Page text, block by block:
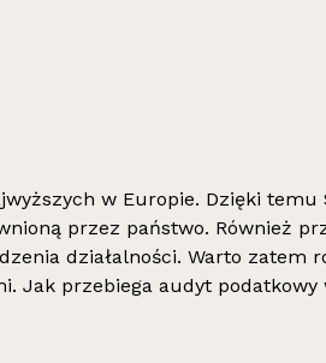
w Europie. Dzięki temu
przez państwo. Również
działalności. Warto zatem
Jak przebiega audyt podatkowy